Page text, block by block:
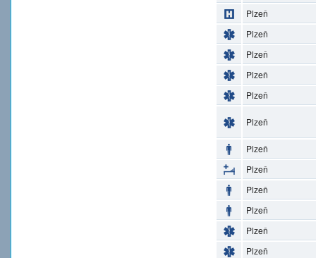
Plzeň
Plzeň
Plzeň
Plzeň
Plzeň
Plzeň
Plzeň
Plzeň
Plzeň
Plzeň
Plzeň
Plzeň